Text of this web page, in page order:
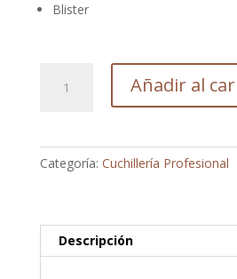
Blister
SANTOKU
cantidad
Añadir al
Categoría: Cuchillería Profesional
Descripción